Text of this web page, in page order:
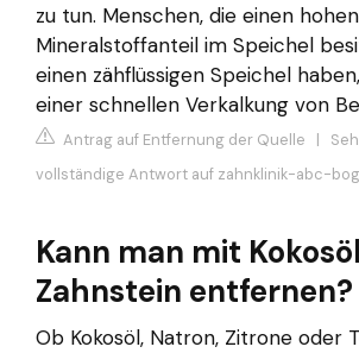
zu tun. Menschen, die einen hohen
Mineralstoffanteil im Speichel
einen zähflüssigen Speichel
einer schnellen Verkalkung von
Antrag auf Entfernung der Quelle |
vollständige Antwort auf zahnklinik-abc-
Kann man mit Kokosöl
Zahnstein entfernen?
Ob Kokosöl, Natron, Zitrone oder